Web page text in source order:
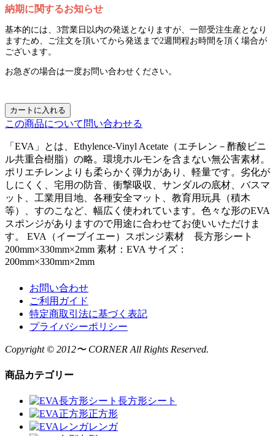
納期に関するお知らせ
基本的には、3営業日以内の発送となりますが、一部受注生産となり
ますため、ご注文を頂いてから発送まで2週間程お時間を頂く場合が
ございます。
お急ぎの場合は一度お問い合わせください。
カートに入れる
この商品について問い合わせる
「EVA」とは、Ethylence-Vinyl Acetate（エチレン－酢酸ビニ
ル共重合樹脂）の略。環境ホルモンを含まない無公害素材。
ポリエチレンよりも柔らかく弾力があり、軽量です。劣化が
しにくく、宅用の防音、衝撃吸収、サンダルの底材、バスマ
ット、工業用目地、各種安全マット、教育用玩具（積木
等）、すのこなど、幅広く使われています。色々な形のEVA
スポンジがありますので用途に合わせてお使いいただけま
す。 EVA（イーブイエー）スポンジ素材 長方形シート
200mm×330mm×2mm 素材：EVA サイズ：
200mm×330mm×2mm
お問い合わせ
ご利用ガイド
特定商取引法に基づく表記
プライバシーポリシー
Copyright © 2012〜 CORNER All Rights Reserved.
商品カテゴリー
長方形シート
正方形
レンガ